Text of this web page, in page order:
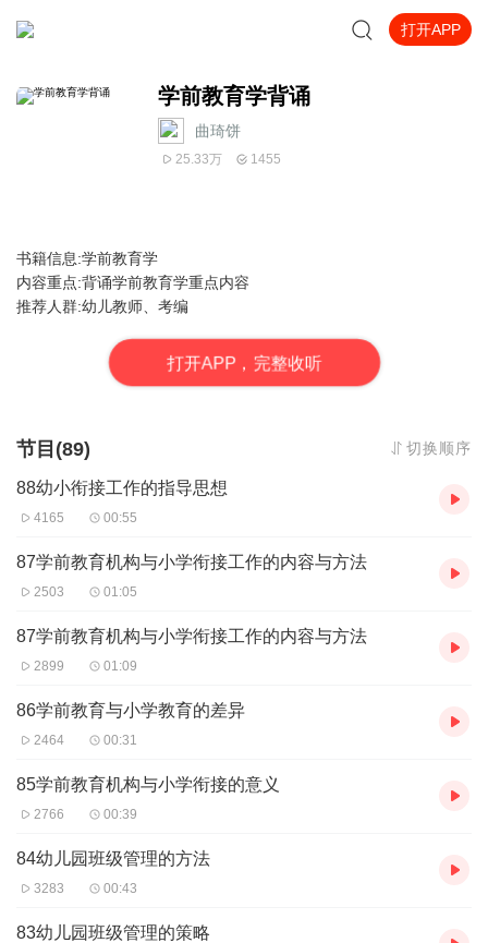
打开APP
学前教育学背诵
曲琦饼
25.33万 1455
书籍信息:学前教育学
内容重点:背诵学前教育学重点内容
推荐人群:幼儿教师、考编
打开APP，完整收听
节目(89) 切换顺序
88幼小衔接工作的指导思想
4165 00:55
87学前教育机构与小学衔接工作的内容与方法
2503 01:05
87学前教育机构与小学衔接工作的内容与方法
2899 01:09
86学前教育与小学教育的差异
2464 00:31
85学前教育机构与小学衔接的意义
2766 00:39
84幼儿园班级管理的方法
3283 00:43
83幼儿园班级管理的策略